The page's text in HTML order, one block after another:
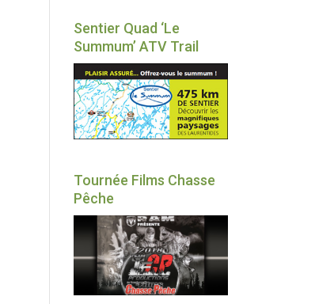
Sentier Quad ‘Le
Summum’ ATV Trail
Tournée Films Chasse
Pêche